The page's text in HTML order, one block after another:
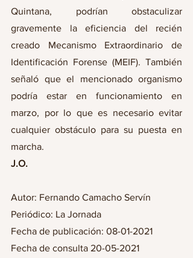
Quintana, podrían obstaculizar
gravemente la eficiencia del recién
creado Mecanismo Extraordinario de
Identificación Forense (MEIF). También
señaló que el mencionado organismo
podría estar en funcionamiento en
marzo, por lo que es necesario evitar
cualquier obstáculo para su puesta en
marcha.
J.O.
Autor: Fernando Camacho Servín
Periódico: La Jornada
Fecha de publicación: 08-01-2021
Fecha de consulta 20-05-2021